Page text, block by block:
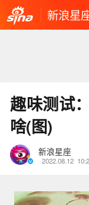
新浪星
趣味测试
啥(图)
新浪星座
2022.08.12